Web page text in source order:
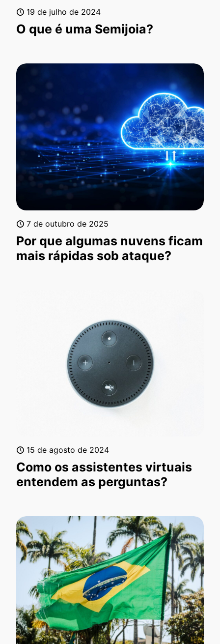
19 de julho de 2024
O que é uma Semijoia?
7 de outubro de 2025
Por que algumas nuvens ficam
mais rápidas sob ataque?
15 de agosto de 2024
Como os assistentes virtuais
entendem as perguntas?